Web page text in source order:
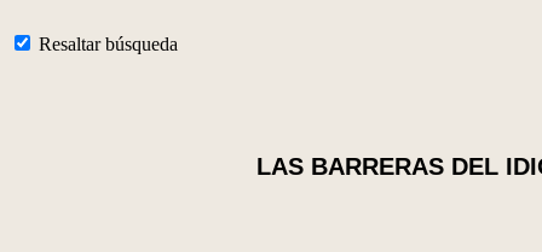
Resaltar búsqueda
LAS BARRERAS DEL